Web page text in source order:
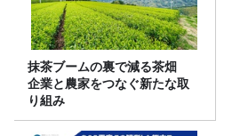
抹茶ブームの裏で減る茶畑
企業と農家をつなぐ新たな取
り組み